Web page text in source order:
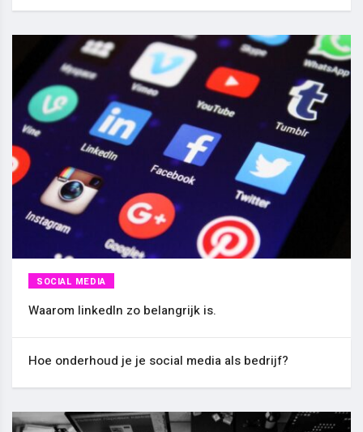
SOCIAL MEDIA
Waarom linkedIn zo belangrijk is.
Hoe onderhoud je je social media als bedrijf?